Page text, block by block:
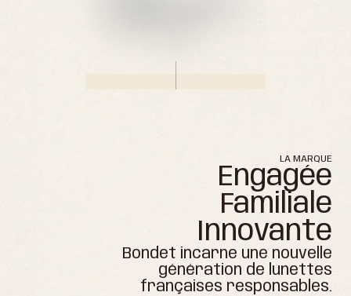
LA MARQUE
Engagée
Familiale
Innovante
Bondet incarne une nouvelle
génération de lunettes
françaises responsables.